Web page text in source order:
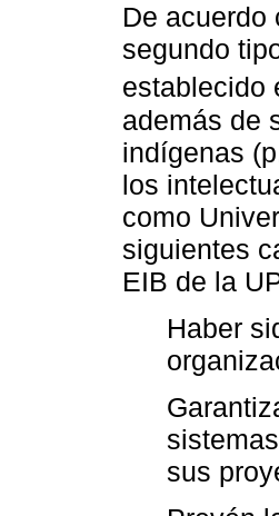
De acuerdo
segundo
establecido
además de
indígenas
los
como
siguientes
EIB de la
Haber
sus